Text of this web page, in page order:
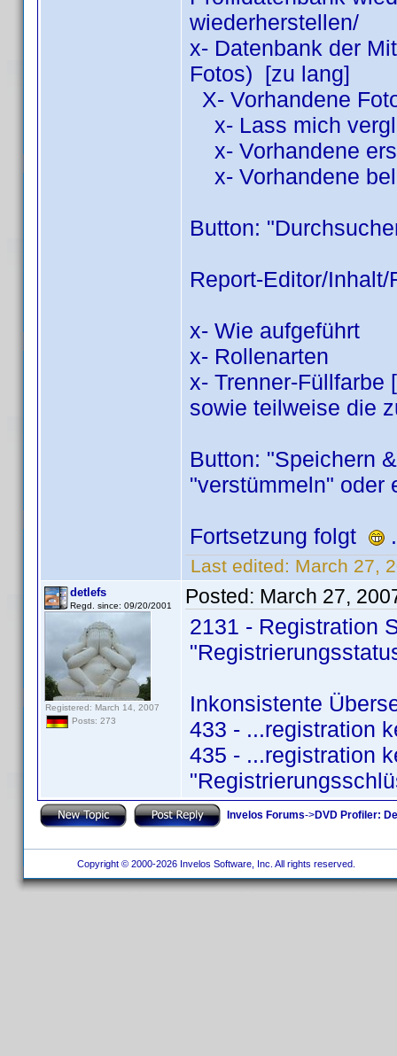
wiederherstellen/
x- Datenbank der
Fotos) [zu lang]
X- Vorhandene
x- Lass mich
x- Vorhandene
x- Vorhandene
Button:
Report-Editor/
x- Wie aufgeführt
x- Rollenarten
x- Trenner-Füllfarbe
sowie teilweise die
Button: "Speichern
"verstümmeln" oder
Fortsetzung folgt .
Last edited: March 27,
detlefs
Regd. since: 09/20/2001
Registered: March 14, 2007
Posts: 273
Posted: March 27,
2131 - Registration
Inkonsistente
433 - ...registration
435 - ...registration
Invelos Forums->DVD Profiler:
Copyright © 2000-2026 Invelos Software, Inc. All rights reserved.